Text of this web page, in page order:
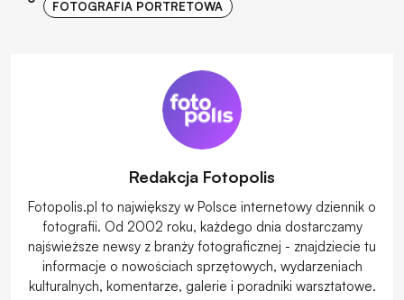
FOTOGRAFIA PORTRETOWA
Redakcja Fotopolis
Fotopolis.pl to największy w Polsce internetowy dziennik o
fotografii. Od 2002 roku, każdego dnia dostarczamy
najświeższe newsy z branży fotograficznej - znajdziecie tu
informacje o nowościach sprzętowych, wydarzeniach
kulturalnych, komentarze, galerie i poradniki warsztatowe.